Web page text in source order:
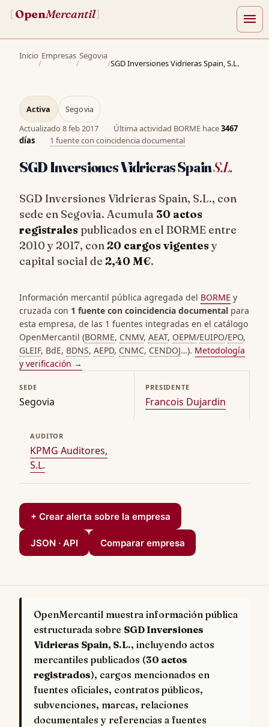
[OpenMercantil] menu
Inicio
/
Empresas
/
Segovia
/SGD Inversiones Vidrieras Spain, S.L.
Activa Segovia
Actualizado 8 feb 2017 · Última actividad BORME hace3467
días
· 1 fuente con coincidencia documental
SGD Inversiones Vidrieras SpainS.L.
SGD Inversiones Vidrieras Spain, S.L., con
sede en Segovia. Acumula 30 actos
registrales publicados en el BORME entre
2010 y 2017, con20 cargos vigentesy
capital social de 2,40 M€.
Información mercantil pública agregada del BORME y
cruzada con 1 fuente con coincidencia documental para
esta empresa, de las 1 fuentes integradas en el catálogo
OpenMercantil (BORME, CNMV, AEAT, OEPM/EUIPO/EPO,
GLEIF, BdE, BDNS, AEPD, CNMC, CENDOJ…). Metodología
y verificación →
SEDE
Segovia
PRESIDENTE
Francois Dujardin
AUDITOR
KPMG Auditores,
S.L.
+ Crear alerta sobre la empresa
JSON · API Comparar empresa
OpenMercantil muestra información pública
estructurada sobre SGD Inversiones
Vidrieras Spain, S.L., incluyendo actos
mercantiles publicados (30 actos
registrados), cargos mencionados en
fuentes oficiales, contratos públicos,
subvenciones, marcas, relaciones
documentales y referencias a fuentes